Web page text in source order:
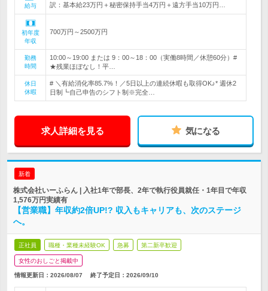
給与
訳：基本給23万円＋秘密保持手当4万円＋遠方手当10万円…
初年度
年収
700万円～2500万円
勤務
時間
10:00～19:00 または 9：00～18：00（実働8時間／休憩60分）#
★残業ほぼなし！平…
休日
休暇
# ＼有給消化率85.7%！／5日以上の連続休暇も取得OK♪* 週休2
日制┗自己申告のシフト制※完全…
求人詳細を見る 気になる
新着
株式会社いーふらん | 入社1年で部長、2年で執行役員就任・1年目で年収
1,576万円実績有
【営業職】年収約2倍UP!? 収入もキャリアも、次のステージ
へ。
正社員 職種・業種未経験OK 急募 第二新卒歓迎
女性のおしごと掲載中
情報更新日：2026/08/07 終了予定日： 2026/09/10